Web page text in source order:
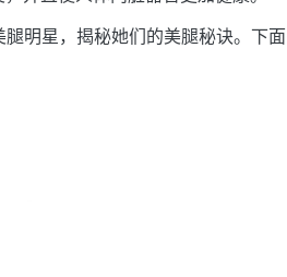
明星，揭秘她们的美腿秘诀。下面